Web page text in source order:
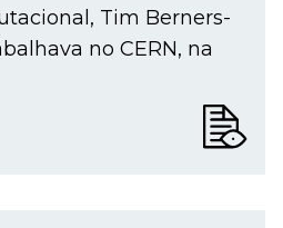
Tim Berners-
no CERN, na